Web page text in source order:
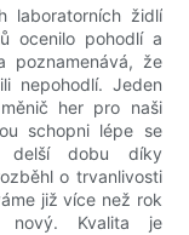
laboratorních židlí
ocenilo pohodlí a
poznamenává, že
nepohodlí. Jeden
her pro naši
schopni lépe se
delší dobu díky
o trvanlivosti
již více než rok
Kvalita je